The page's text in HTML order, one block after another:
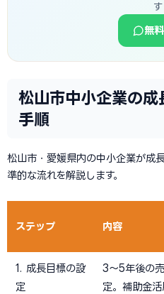
す
無
松山市中小企業の
手順
松山市・愛媛県内の中小企業が成
準的な流れを解説します。
ステップ 内容
1. 成長目標の設
定
3〜5年後の
定。補助金